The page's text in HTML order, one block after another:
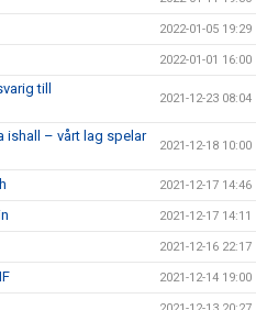
2022-01-05 19:29
2022-01-01 16:00
till
2021-12-23 08:04
ishall – vårt lag spelar
2021-12-18 10:00
2021-12-17 14:46
2021-12-17 14:11
2021-12-16 22:17
2021-12-14 19:00